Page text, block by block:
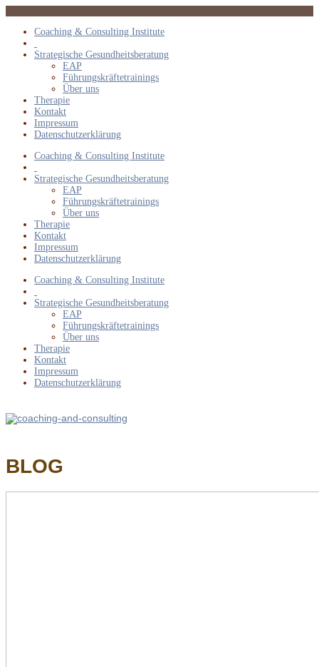
Coaching & Consulting Institute
Strategische Gesundheitsberatung
EAP
Führungskräftetrainings
Über uns
Therapie
Kontakt
Impressum
Datenschutzerklärung
Coaching & Consulting Institute
Strategische Gesundheitsberatung
EAP
Führungskräftetrainings
Über uns
Therapie
Kontakt
Impressum
Datenschutzerklärung
Coaching & Consulting Institute
Strategische Gesundheitsberatung
EAP
Führungskräftetrainings
Über uns
Therapie
Kontakt
Impressum
Datenschutzerklärung
BLOG